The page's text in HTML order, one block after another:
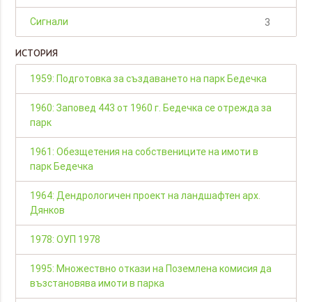
Сигнали 3
ИСТОРИЯ
1959: Подготовка за създаването на парк Бедечка
1960: Заповед 443 от 1960 г. Бедечка се отрежда за
парк
1961: Обезщетения на собствениците на имоти в
парк Бедечка
1964: Дендрологичен проект на ландшафтен арх.
Дянков
1978: ОУП 1978
1995: Множествно откази на Поземлена комисия да
възстановява имоти в парка